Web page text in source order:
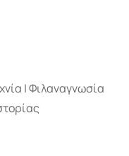
| Φιλαναγνωσία